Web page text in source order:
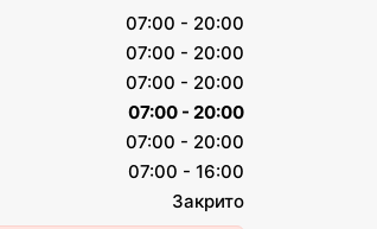
07:00 - 20:00
07:00 - 20:00
07:00 - 20:00
07:00 - 20:00
07:00 - 20:00
07:00 - 16:00
Закрито